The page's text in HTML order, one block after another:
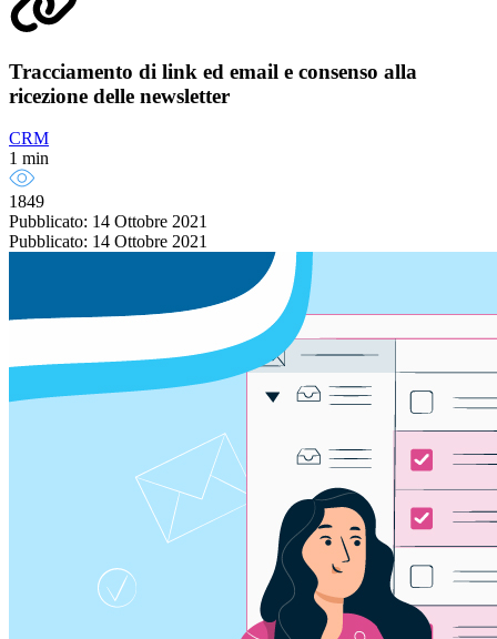
Tracciamento di link ed email e consenso alla
ricezione delle newsletter
CRM
1 min
1849
Pubblicato: 14 Ottobre 2021
Pubblicato: 14 Ottobre 2021